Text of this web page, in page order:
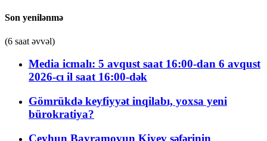
Son yenilənmə
(6 saat əvvəl)
Media icmalı: 5 avqust saat 16:00-dan 6 avqust
2026-cı il saat 16:00-dək
Gömrükdə keyfiyyət inqilabı, yoxsa yeni
bürokratiya?
Ceyhun Bayramovun Kiyev səfərinin